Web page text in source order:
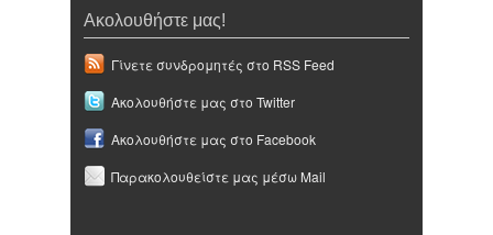
Ακολουθήστε μας!
Γίνετε συνδρομητές στο RSS Feed
Ακολουθήστε μας στο Twitter
Ακολουθήστε μας στο Facebook
Παρακολουθείστε μας μέσω Mail